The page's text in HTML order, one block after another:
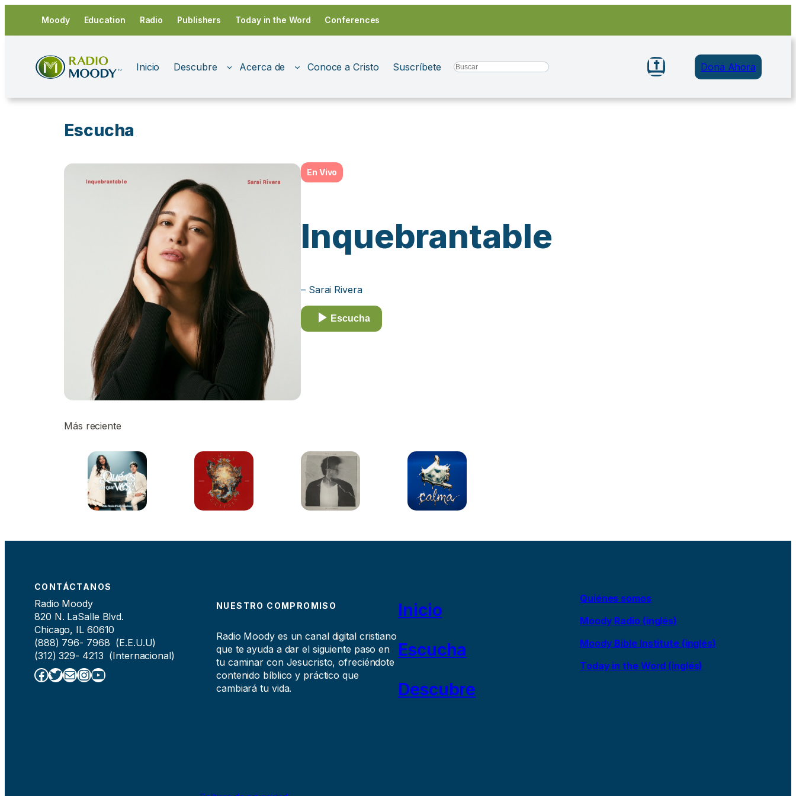
contenido
Moody Education Radio Publishers Today in the Word Conferences
Inicio Descubre Acerca de Conoce a Cristo Suscríbete Search Dona Ahora
Escucha
En Vivo
Inquebrantable
– Sarai Rivera
Escucha
Más reciente
CONTÁCTANOS
Radio Moody
820 N. LaSalle Blvd.
Chicago, IL 60610
(888) 796- 7968 (E.E.U.U)
(312) 329- 4213 (Internacional)
Facebook Twitter Correo electrónico InstagramYouTube
NUESTRO COMPROMISO
Radio Moody es un canal digital cristiano
que te ayuda a dar el siguiente paso en
tu caminar con Jesucristo, ofreciéndote
contenido bíblico y práctico que
cambiará tu vida.
Inicio
Escucha
Descubre
Quiénes somos
Moody Radio (inglés)
Moody Bible Institute (inglés)
Today in the Word (inglés)